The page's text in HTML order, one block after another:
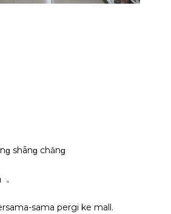
shānɡ chǎnɡ
sama pergi ke mall.